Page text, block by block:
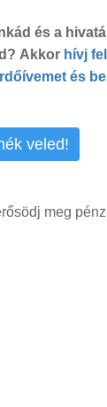
és a
Akkor hívj fel
és
veled!
meg